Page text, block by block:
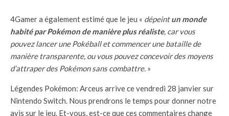
4Gamer a également estimé que le jeu « dépeintun monde
habité par Pokémon de manière plus réaliste, car vous
pouvez lancer une Pokéball et commencer une bataille de
manière transparente, ou vous pouvez concevoir des moyens
d’attraper des Pokémon sans combattre. »
Légendes Pokémon: Arceus arrive ce vendredi 28 janvier sur
Nintendo Switch. Nous prendrons le temps pour donner notre
avis sur le jeu. Et-vous, est-ce que ces commentaires change